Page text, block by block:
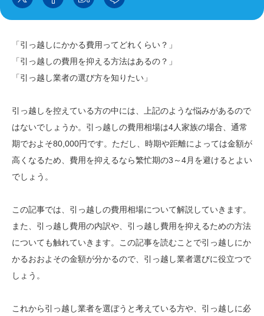
「引っ越しにかかる費用ってどれくらい？」
「引っ越しの費用を抑える方法はあるの？」
「引っ越し業者の選び方を知りたい」
引っ越しを控えている方の中には、上記のような悩みがあるので
はないでしょうか。引っ越しの費用相場は4人家族の場合、通常
期でおよそ80,000円です。ただし、時期や距離によっては金額が
高くなるため、費用を抑えるなら繁忙期の3～4月を避けるとよい
でしょう。
この記事では、引っ越しの費用相場について解説していきます。
また、引っ越し費用の内訳や、引っ越し費用を抑えるための方法
についても触れていきます。この記事を読むことで引っ越しにか
かるおおよその金額が分かるので、引っ越し業者選びに役立つで
しょう。
これから引っ越し業者を選ぼうと考えている方や、引っ越しに必